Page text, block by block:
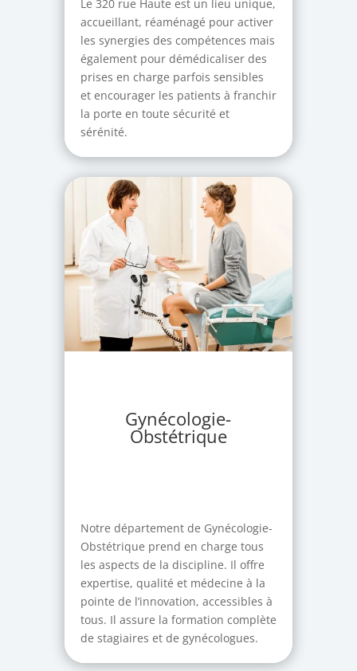
Le 320 rue Haute est un lieu unique,
accueillant, réaménagé pour activer
les synergies des compétences mais
également pour démédicaliser des
prises en charge parfois sensibles
et encourager les patients à franchir
la porte en toute sécurité et
sérénité.
Gynécologie-
Obstétrique
Notre département de Gynécologie-
Obstétrique prend en charge tous
les aspects de la discipline. Il offre
expertise, qualité et médecine à la
pointe de l’innovation, accessibles à
tous. Il assure la formation complète
de stagiaires et de gynécologues.